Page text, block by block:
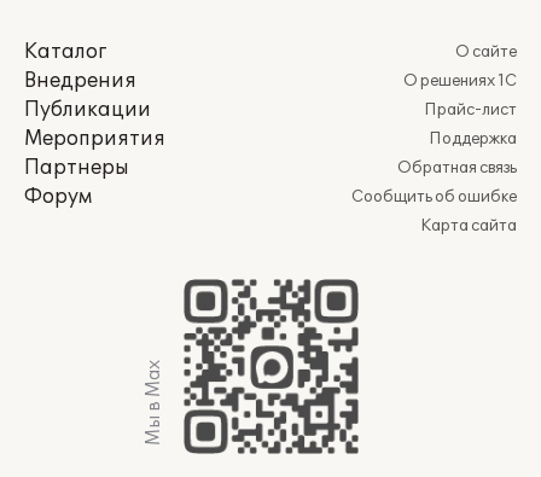
Каталог
Внедрения
Публикации
Мероприятия
Партнеры
Форум
О сайте
О решениях 1С
Прайс-лист
Поддержка
Обратная связь
Сообщить об ошибке
Карта сайта
Мы в Max